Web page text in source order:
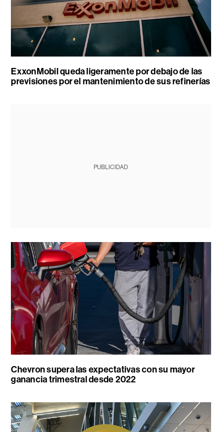
ExxonMobil queda ligeramente por debajo de las
previsiones por el mantenimiento de sus refinerías
PUBLICIDAD
Chevron supera las expectativas con su mayor
ganancia trimestral desde 2022